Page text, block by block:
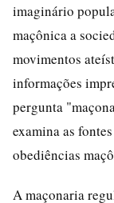
imaginário
maçônica a
movimentos
informações
pergunta
examina as
obediências
A maçonaria